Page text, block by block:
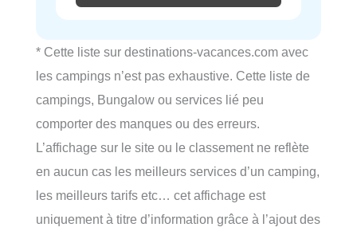
* Cette liste sur destinations-vacances.com avec
les campings n’est pas exhaustive. Cette liste de
campings, Bungalow ou services lié peu
comporter des manques ou des erreurs.
L’affichage sur le site ou le classement ne reflète
en aucun cas les meilleurs services d’un camping,
les meilleurs tarifs etc… cet affichage est
uniquement à titre d’information grâce à l’ajout des